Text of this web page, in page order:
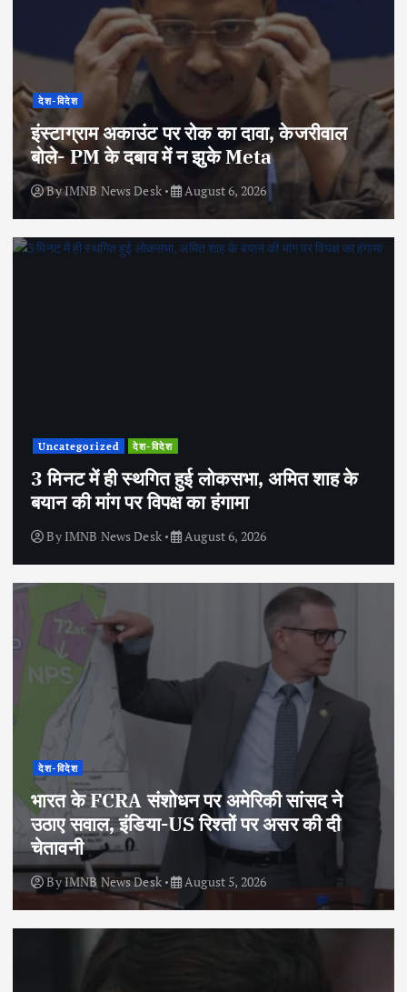
देश-विदेश
इंस्टाग्राम अकाउंट पर रोक का दावा, केजरीवाल
बोले- PM के दबाव में न झुके Meta
ByIMNB News Desk August 6, 2026
Uncategorized देश-विदेश
3 मिनट में ही स्थगित हुई लोकसभा, अमित शाह के
बयान की मांग पर विपक्ष का हंगामा
By IMNB News Desk August 6, 2026
देश-विदेश
भारत के FCRA संशोधन पर अमेरिकी सांसद ने
उठाए सवाल, इंडिया-US रिश्तों पर असर की दी
चेतावनी
ByIMNB News Desk August 5, 2026